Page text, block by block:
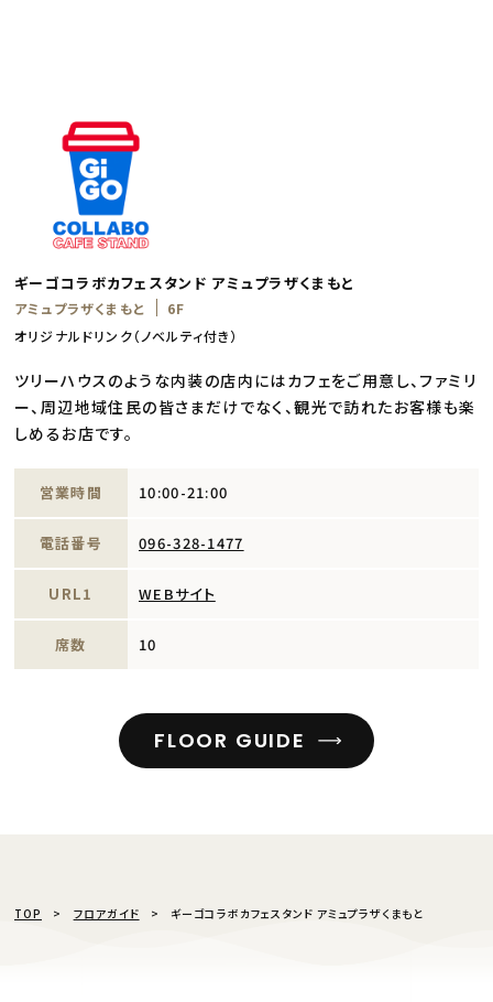
ギーゴコラボカフェスタンド アミュプラザくまもと
アミュプラザくまもと
6F
オリジナルドリンク（ノベルティ付き）
ツリーハウスのような内装の店内にはカフェをご用意し、ファミリ
ー、周辺地域住民の皆さまだけでなく、観光で訪れたお客様も楽
しめるお店です。
営業時間 10:00-21:00
電話番号 096-328-1477
URL1 WEBサイト
席数 10
FLOOR GUIDE
TOP フロアガイド ギーゴコラボカフェスタンド アミュプラザくまもと